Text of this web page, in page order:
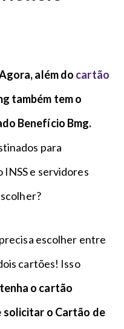
além do cartão
também tem o
Benefício Bmg.
para
INSS e servidores
escolher entre
cartões! Isso
o cartão
solicitar o Cartão de